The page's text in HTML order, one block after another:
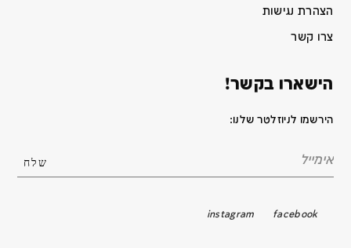
הצהרת נגישות
צרו קשר
הישארו בקשר!
הירשמו לניוזלטר שלנו:
facebook
instagram